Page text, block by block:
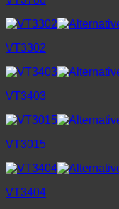
VT3302
VT3403
VT3015
VT3404